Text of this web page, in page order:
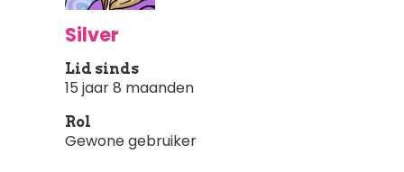
Silver
Lid sinds
15 jaar 8 maanden
Rol
Gewone gebruiker